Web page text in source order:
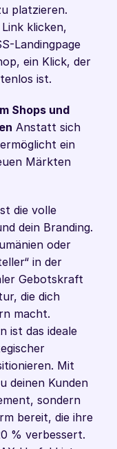
platzieren.
klicken,
Landingpage
ein Klick, der
ist.
Shops und
Anstatt sich
ein
Märkten
die volle
dein Branding.
oder
in der
Gebotskraft
die dich
macht.
ist das ideale
Mit
deinen Kunden
sondern
bereit, die ihre
% verbessert.